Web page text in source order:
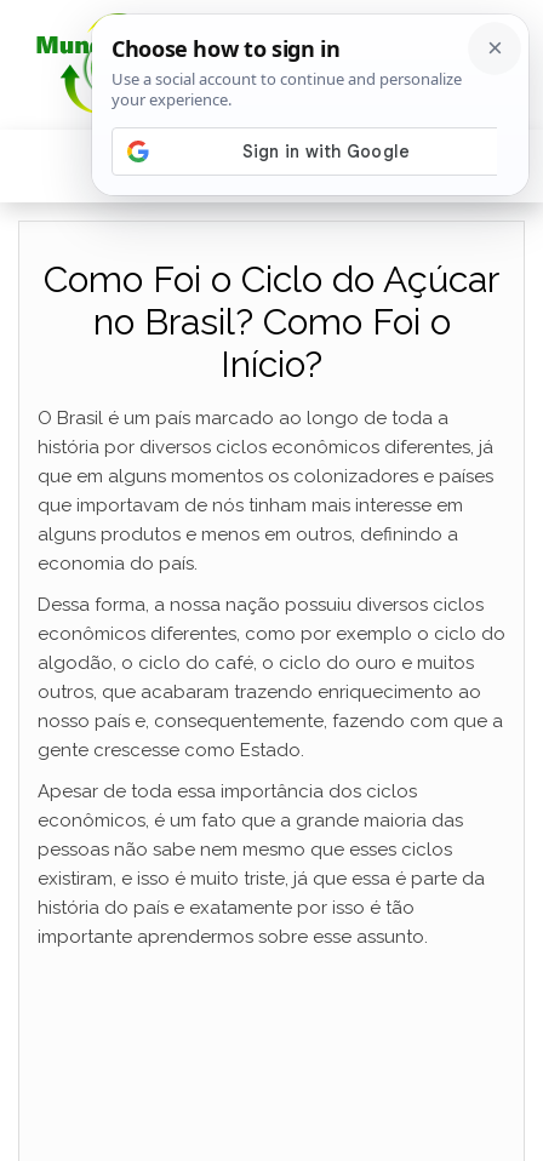
Como Foi o Ciclo do Açúcar
no Brasil? Como Foi o
Início?
O Brasil é um país marcado ao longo de toda a
história por diversos ciclos econômicos diferentes, já
que em alguns momentos os colonizadores e países
que importavam de nós tinham mais interesse em
alguns produtos e menos em outros, definindo a
economia do país.
Dessa forma, a nossa nação possuiu diversos ciclos
econômicos diferentes, como por exemplo o ciclo do
algodão, o ciclo do café, o ciclo do ouro e muitos
outros, que acabaram trazendo enriquecimento ao
nosso país e, consequentemente, fazendo com que a
gente crescesse como Estado.
Apesar de toda essa importância dos ciclos
econômicos, é um fato que a grande maioria das
pessoas não sabe nem mesmo que esses ciclos
existiram, e isso é muito triste, já que essa é parte da
história do país e exatamente por isso é tão
importante aprendermos sobre esse assunto.